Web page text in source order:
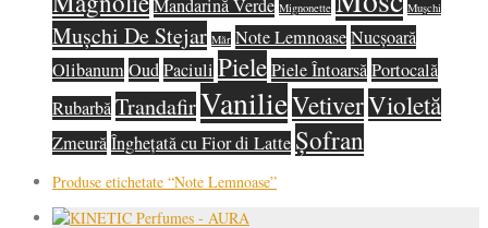
Mandarină Verde Mignonette Mușchi
Mușchi De Stejar Măr Note LemnoaseNucșoară
OlibanumOudPaciuli PielePiele ÎntoarsăPortocală
RubarbăTrandafirVanilieVetiverVioletă
ZmeurăÎnghețată cu Fior di Latte Șofran
Produse etichetate “Note Lemnoase”